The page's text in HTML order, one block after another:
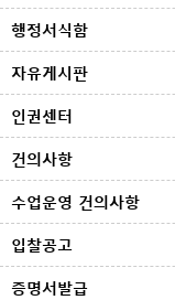
행정서식함
자유게시판
인권센터
건의사항
수업운영 건의사항
입찰공고
증명서발급